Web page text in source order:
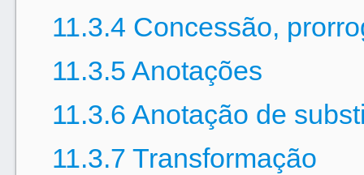
11.3.4 Concessão,
11.3.5 Anotações
11.3.6 Anotação de
11.3.7 Transformação